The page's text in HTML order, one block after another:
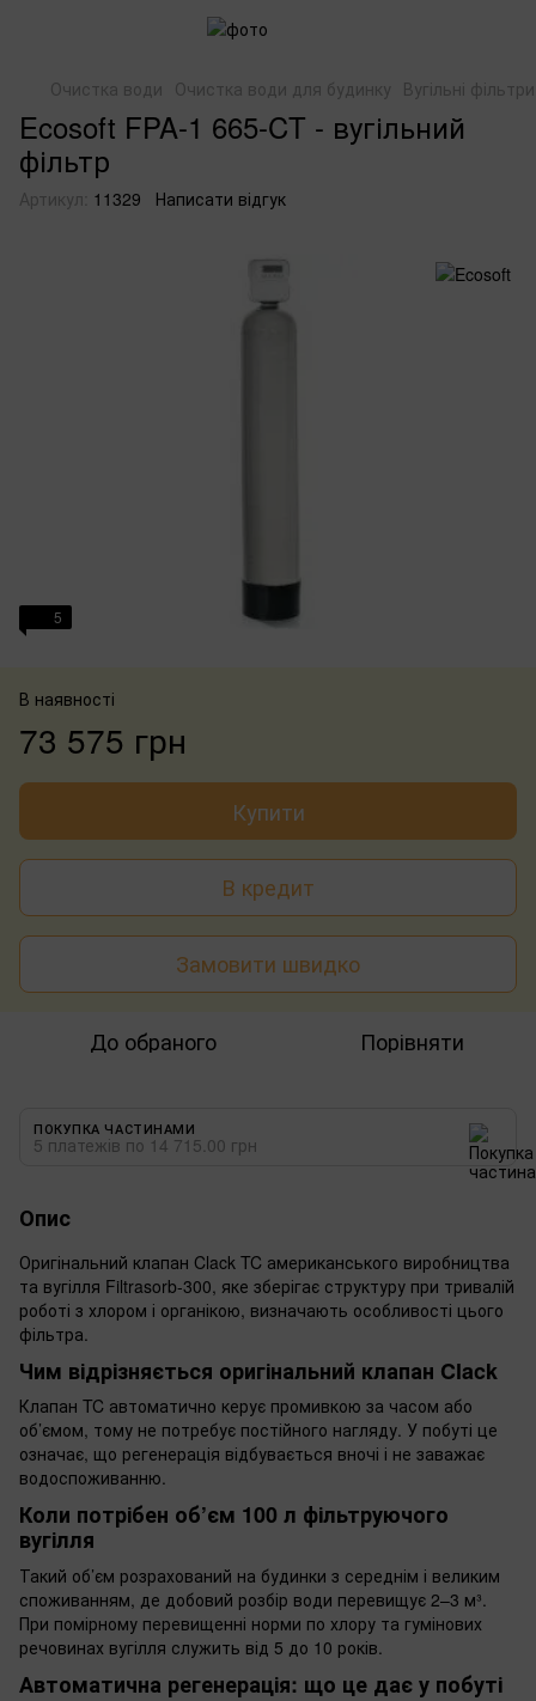
Очистка води Очистка води для будинку Вугільні фільтри
Ecosoft FPA-1 665-CT - вугільний
фільтр
Артикул: 11329 Написати відгук
5
В наявності
73 575 грн
Купити
В кредит
Замовити швидко
До обраного Порівняти
ПОКУПКА ЧАСТИНАМИ
5 платежів по 14 715.00 грн
Опис
Оригінальний клапан Clack TC американського виробництва
та вугілля Filtrasorb-300, яке зберігає структуру при тривалій
роботі з хлором і органікою, визначають особливості цього
фільтра.
Чим відрізняється оригінальний клапан Clack
Клапан TC автоматично керує промивкою за часом або
об’ємом, тому не потребує постійного нагляду. У побуті це
означає, що регенерація відбувається вночі і не заважає
водоспоживанню.
Коли потрібен об’єм 100 л фільтруючого
вугілля
Такий об’єм розрахований на будинки з середнім і великим
споживанням, де добовий розбір води перевищує 2–3 м³.
При помірному перевищенні норми по хлору та гумінових
речовинах вугілля служить від 5 до 10 років.
Автоматична регенерація: що це дає у побуті